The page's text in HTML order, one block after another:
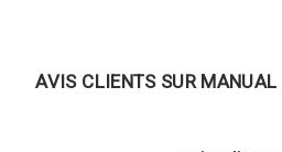
AVIS CLIENTS SUR